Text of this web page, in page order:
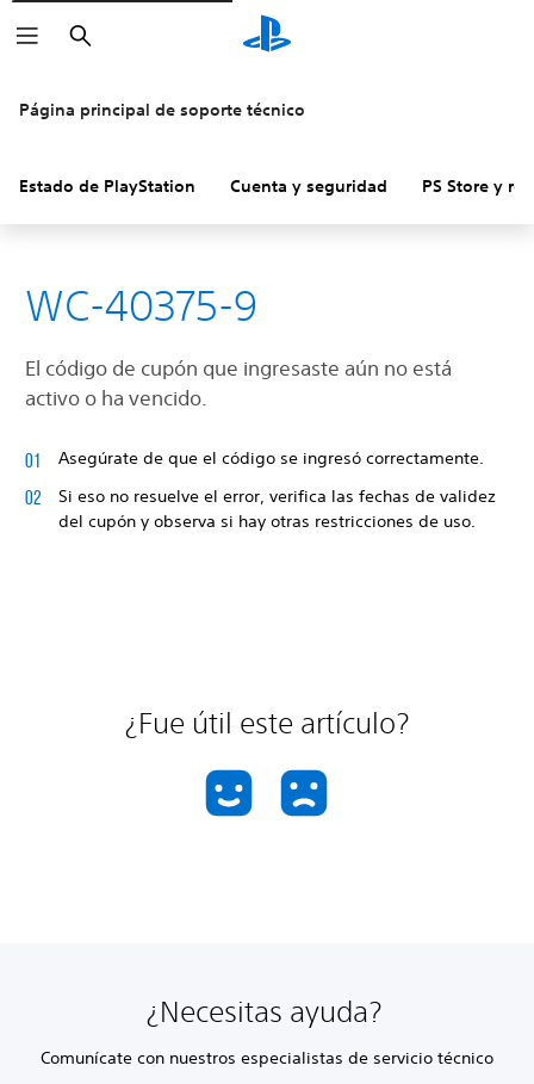
Buscar
Página principal de soporte técnico
Estado de PlayStation Cuenta y seguridad PS Store y
WC-40375-9
El código de cupón que ingresaste aún no está
activo o ha vencido.
Asegúrate de que el código se ingresó correctamente.
Si eso no resuelve el error, verifica las fechas de validez
del cupón y observa si hay otras restricciones de uso.
¿Fue útil este artículo?
¿Necesitas ayuda?
Comunícate con nuestros especialistas de servicio técnico